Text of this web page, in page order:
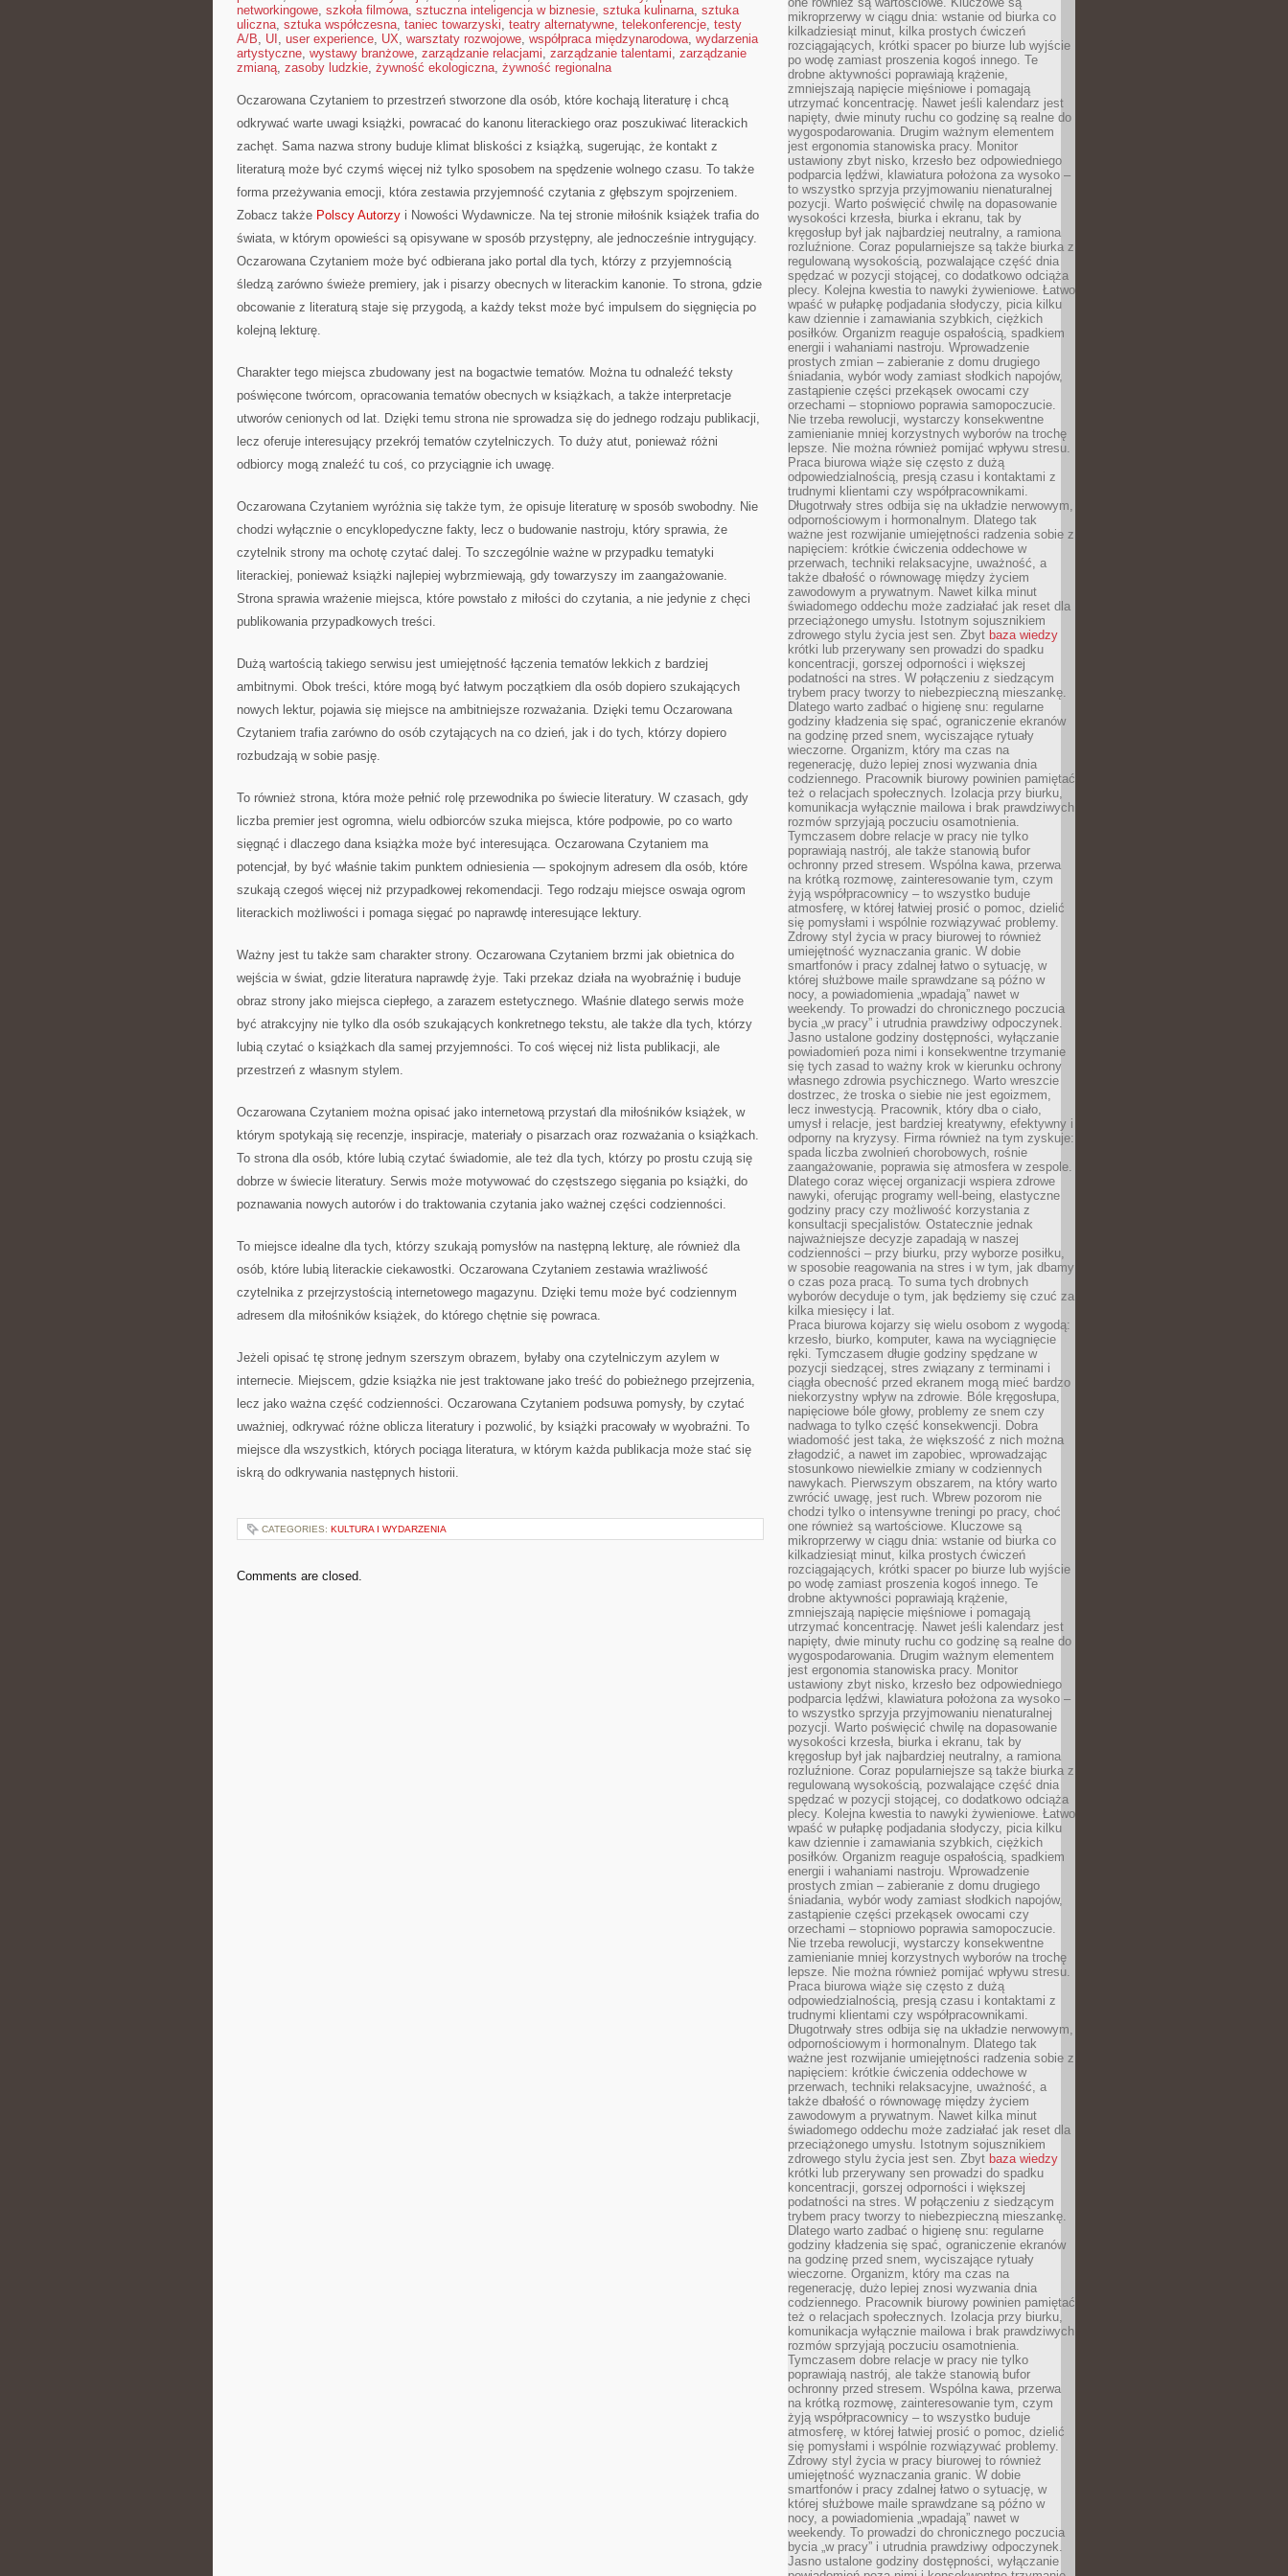
networkingowe, szkoła filmowa, sztuczna inteligencja w biznesie, sztuka kulinarna, sztuka
uliczna, sztuka współczesna, taniec towarzyski, teatry alternatywne, telekonferencje, testy
A/B, UI , user experience, UX, warsztaty rozwojowe, współpraca międzynarodowa, wydarzenia
artystyczne, wystawy branżowe, zarządzanie relacjami, zarządzanie talentami, zarządzanie
zmianą, zasoby ludzkie, żywność ekologiczna, żywność regionalna
Oczarowana Czytaniem to przestrzeń stworzone dla osób, które kochają literaturę i chcą
odkrywać warte uwagi książki, powracać do kanonu literackiego oraz poszukiwać literackich
zachęt. Sama nazwa strony buduje klimat bliskości z książką, sugerując, że kontakt z
literaturą może być czymś więcej niż tylko sposobem na spędzenie wolnego czasu. To także
forma przeżywania emocji, która zestawia przyjemność czytania z głębszym spojrzeniem.
Zobacz także Polscy Autorzy i Nowości Wydawnicze. Na tej stronie miłośnik książek trafia do
świata, w którym opowieści są opisywane w sposób przystępny, ale jednocześnie intrygujący.
Oczarowana Czytaniem może być odbierana jako portal dla tych, którzy z przyjemnością
śledzą zarówno świeże premiery, jak i pisarzy obecnych w literackim kanonie. To strona, gdzie
obcowanie z literaturą staje się przygodą, a każdy tekst może być impulsem do sięgnięcia po
kolejną lekturę.
Charakter tego miejsca zbudowany jest na bogactwie tematów. Można tu odnaleźć teksty
poświęcone twórcom, opracowania tematów obecnych w książkach, a także interpretacje
utworów cenionych od lat. Dzięki temu strona nie sprowadza się do jednego rodzaju publikacji,
lecz oferuje interesujący przekrój tematów czytelniczych. To duży atut, ponieważ różni
odbiorcy mogą znaleźć tu coś, co przyciągnie ich uwagę.
Oczarowana Czytaniem wyróżnia się także tym, że opisuje literaturę w sposób swobodny. Nie
chodzi wyłącznie o encyklopedyczne fakty, lecz o budowanie nastroju, który sprawia, że
czytelnik strony ma ochotę czytać dalej. To szczególnie ważne w przypadku tematyki
literackiej, ponieważ książki najlepiej wybrzmiewają, gdy towarzyszy im zaangażowanie.
Strona sprawia wrażenie miejsca, które powstało z miłości do czytania, a nie jedynie z chęci
publikowania przypadkowych treści.
Dużą wartością takiego serwisu jest umiejętność łączenia tematów lekkich z bardziej
ambitnymi. Obok treści, które mogą być łatwym początkiem dla osób dopiero szukających
nowych lektur, pojawia się miejsce na ambitniejsze rozważania. Dzięki temu Oczarowana
Czytaniem trafia zarówno do osób czytających na co dzień, jak i do tych, którzy dopiero
rozbudzają w sobie pasję.
To również strona, która może pełnić rolę przewodnika po świecie literatury. W czasach, gdy
liczba premier jest ogromna, wielu odbiorców szuka miejsca, które podpowie, po co warto
sięgnąć i dlaczego dana książka może być interesująca. Oczarowana Czytaniem ma
potencjał, by być właśnie takim punktem odniesienia — spokojnym adresem dla osób, które
szukają czegoś więcej niż przypadkowej rekomendacji. Tego rodzaju miejsce oswaja ogrom
literackich możliwości i pomaga sięgać po naprawdę interesujące lektury.
Ważny jest tu także sam charakter strony. Oczarowana Czytaniem brzmi jak obietnica do
wejścia w świat, gdzie literatura naprawdę żyje. Taki przekaz działa na wyobraźnię i buduje
obraz strony jako miejsca ciepłego, a zarazem estetycznego. Właśnie dlatego serwis może
być atrakcyjny nie tylko dla osób szukających konkretnego tekstu, ale także dla tych, którzy
lubią czytać o książkach dla samej przyjemności. To coś więcej niż lista publikacji, ale
przestrzeń z własnym stylem.
Oczarowana Czytaniem można opisać jako internetową przystań dla miłośników książek, w
którym spotykają się recenzje, inspiracje, materiały o pisarzach oraz rozważania o książkach.
To strona dla osób, które lubią czytać świadomie, ale też dla tych, którzy po prostu czują się
dobrze w świecie literatury. Serwis może motywować do częstszego sięgania po książki, do
poznawania nowych autorów i do traktowania czytania jako ważnej części codzienności.
To miejsce idealne dla tych, którzy szukają pomysłów na następną lekturę, ale również dla
osób, które lubią literackie ciekawostki. Oczarowana Czytaniem zestawia wrażliwość
czytelnika z przejrzystością internetowego magazynu. Dzięki temu może być codziennym
adresem dla miłośników książek, do którego chętnie się powraca.
Jeżeli opisać tę stronę jednym szerszym obrazem, byłaby ona czytelniczym azylem w
internecie. Miejscem, gdzie książka nie jest traktowane jako treść do pobieżnego przejrzenia,
lecz jako ważna część codzienności. Oczarowana Czytaniem podsuwa pomysły, by czytać
uważniej, odkrywać różne oblicza literatury i pozwolić, by książki pracowały w wyobraźni. To
miejsce dla wszystkich, których pociąga literatura, w którym każda publikacja może stać się
iskrą do odkrywania następnych historii.
CATEGORIES: KULTURA I WYDARZENIA
Comments are closed.
mikroprzerwy w ciągu dnia: wstanie od biurka co
kilkadziesiąt minut, kilka prostych ćwiczeń
rozciągających, krótki spacer po biurze lub wyjście
po wodę zamiast proszenia kogoś innego. Te
drobne aktywności poprawiają krążenie,
zmniejszają napięcie mięśniowe i pomagają
utrzymać koncentrację. Nawet jeśli kalendarz jest
napięty, dwie minuty ruchu co godzinę są realne do
wygospodarowania. Drugim ważnym elementem
jest ergonomia stanowiska pracy. Monitor
ustawiony zbyt nisko, krzesło bez odpowiedniego
podparcia lędźwi, klawiatura położona za wysoko –
to wszystko sprzyja przyjmowaniu nienaturalnej
pozycji. Warto poświęcić chwilę na dopasowanie
wysokości krzesła, biurka i ekranu, tak by
kręgosłup był jak najbardziej neutralny, a ramiona
rozluźnione. Coraz popularniejsze są także biurka z
regulowaną wysokością, pozwalające część dnia
spędzać w pozycji stojącej, co dodatkowo odciąża
plecy. Kolejna kwestia to nawyki żywieniowe. Łatwo
wpaść w pułapkę podjadania słodyczy, picia kilku
kaw dziennie i zamawiania szybkich, ciężkich
posiłków. Organizm reaguje ospałością, spadkiem
energii i wahaniami nastroju. Wprowadzenie
prostych zmian – zabieranie z domu drugiego
śniadania, wybór wody zamiast słodkich napojów,
zastąpienie części przekąsek owocami czy
orzechami – stopniowo poprawia samopoczucie.
Nie trzeba rewolucji, wystarczy konsekwentne
zamienianie mniej korzystnych wyborów na trochę
lepsze. Nie można również pomijać wpływu stresu.
Praca biurowa wiąże się często z dużą
odpowiedzialnością, presją czasu i kontaktami z
trudnymi klientami czy współpracownikami.
Długotrwały stres odbija się na układzie nerwowym,
odpornościowym i hormonalnym. Dlatego tak
ważne jest rozwijanie umiejętności radzenia sobie z
napięciem: krótkie ćwiczenia oddechowe w
przerwach, techniki relaksacyjne, uważność, a
także dbałość o równowagę między życiem
zawodowym a prywatnym. Nawet kilka minut
świadomego oddechu może zadziałać jak reset dla
przeciążonego umysłu. Istotnym sojusznikiem
zdrowego stylu życia jest sen. Zbyt baza wiedzy
krótki lub przerywany sen prowadzi do spadku
koncentracji, gorszej odporności i większej
podatności na stres. W połączeniu z siedzącym
trybem pracy tworzy to niebezpieczną mieszankę.
Dlatego warto zadbać o higienę snu: regularne
godziny kładzenia się spać, ograniczenie ekranów
na godzinę przed snem, wyciszające rytuały
wieczorne. Organizm, który ma czas na
regenerację, dużo lepiej znosi wyzwania dnia
codziennego. Pracownik biurowy powinien pamiętać
też o relacjach społecznych. Izolacja przy biurku,
komunikacja wyłącznie mailowa i brak prawdziwych
rozmów sprzyjają poczuciu osamotnienia.
Tymczasem dobre relacje w pracy nie tylko
poprawiają nastrój, ale także stanowią bufor
ochronny przed stresem. Wspólna kawa, przerwa
na krótką rozmowę, zainteresowanie tym, czym
żyją współpracownicy – to wszystko buduje
atmosferę, w której łatwiej prosić o pomoc, dzielić
się pomysłami i wspólnie rozwiązywać problemy.
Zdrowy styl życia w pracy biurowej to również
umiejętność wyznaczania granic. W dobie
smartfonów i pracy zdalnej łatwo o sytuację, w
której służbowe maile sprawdzane są późno w
nocy, a powiadomienia „wpadają” nawet w
weekendy. To prowadzi do chronicznego poczucia
bycia „w pracy” i utrudnia prawdziwy odpoczynek.
Jasno ustalone godziny dostępności, wyłączanie
powiadomień poza nimi i konsekwentne trzymanie
się tych zasad to ważny krok w kierunku ochrony
własnego zdrowia psychicznego. Warto wreszcie
dostrzec, że troska o siebie nie jest egoizmem,
lecz inwestycją. Pracownik, który dba o ciało,
umysł i relacje, jest bardziej kreatywny, efektywny i
odporny na kryzysy. Firma również na tym zyskuje:
spada liczba zwolnień chorobowych, rośnie
zaangażowanie, poprawia się atmosfera w zespole.
Dlatego coraz więcej organizacji wspiera zdrowe
nawyki, oferując programy well-being, elastyczne
godziny pracy czy możliwość korzystania z
konsultacji specjalistów. Ostatecznie jednak
najważniejsze decyzje zapadają w naszej
codzienności – przy biurku, przy wyborze posiłku,
w sposobie reagowania na stres i w tym, jak dbamy
o czas poza pracą. To suma tych drobnych
wyborów decyduje o tym, jak będziemy się czuć za
kilka miesięcy i lat.
Praca biurowa kojarzy się wielu osobom z wygodą:
krzesło, biurko, komputer, kawa na wyciągnięcie
ręki. Tymczasem długie godziny spędzane w
pozycji siedzącej, stres związany z terminami i
ciągła obecność przed ekranem mogą mieć bardzo
niekorzystny wpływ na zdrowie. Bóle kręgosłupa,
napięciowe bóle głowy, problemy ze snem czy
nadwaga to tylko część konsekwencji. Dobra
wiadomość jest taka, że większość z nich można
złagodzić, a nawet im zapobiec, wprowadzając
stosunkowo niewielkie zmiany w codziennych
nawykach. Pierwszym obszarem, na który warto
zwrócić uwagę, jest ruch. Wbrew pozorom nie
chodzi tylko o intensywne treningi po pracy, choć
one również są wartościowe. Kluczowe są
mikroprzerwy w ciągu dnia: wstanie od biurka co
kilkadziesiąt minut, kilka prostych ćwiczeń
rozciągających, krótki spacer po biurze lub wyjście
po wodę zamiast proszenia kogoś innego. Te
drobne aktywności poprawiają krążenie,
zmniejszają napięcie mięśniowe i pomagają
utrzymać koncentrację. Nawet jeśli kalendarz jest
napięty, dwie minuty ruchu co godzinę są realne do
wygospodarowania. Drugim ważnym elementem
jest ergonomia stanowiska pracy. Monitor
ustawiony zbyt nisko, krzesło bez odpowiedniego
podparcia lędźwi, klawiatura położona za wysoko –
to wszystko sprzyja przyjmowaniu nienaturalnej
pozycji. Warto poświęcić chwilę na dopasowanie
wysokości krzesła, biurka i ekranu, tak by
kręgosłup był jak najbardziej neutralny, a ramiona
rozluźnione. Coraz popularniejsze są także biurka z
regulowaną wysokością, pozwalające część dnia
spędzać w pozycji stojącej, co dodatkowo odciąża
plecy. Kolejna kwestia to nawyki żywieniowe. Łatwo
wpaść w pułapkę podjadania słodyczy, picia kilku
kaw dziennie i zamawiania szybkich, ciężkich
posiłków. Organizm reaguje ospałością, spadkiem
energii i wahaniami nastroju. Wprowadzenie
prostych zmian – zabieranie z domu drugiego
śniadania, wybór wody zamiast słodkich napojów,
zastąpienie części przekąsek owocami czy
orzechami – stopniowo poprawia samopoczucie.
Nie trzeba rewolucji, wystarczy konsekwentne
zamienianie mniej korzystnych wyborów na trochę
lepsze. Nie można również pomijać wpływu stresu.
Praca biurowa wiąże się często z dużą
odpowiedzialnością, presją czasu i kontaktami z
trudnymi klientami czy współpracownikami.
Długotrwały stres odbija się na układzie nerwowym,
odpornościowym i hormonalnym. Dlatego tak
ważne jest rozwijanie umiejętności radzenia sobie z
napięciem: krótkie ćwiczenia oddechowe w
przerwach, techniki relaksacyjne, uważność, a
także dbałość o równowagę między życiem
zawodowym a prywatnym. Nawet kilka minut
świadomego oddechu może zadziałać jak reset dla
przeciążonego umysłu. Istotnym sojusznikiem
zdrowego stylu życia jest sen. Zbyt baza wiedzy
krótki lub przerywany sen prowadzi do spadku
koncentracji, gorszej odporności i większej
podatności na stres. W połączeniu z siedzącym
trybem pracy tworzy to niebezpieczną mieszankę.
Dlatego warto zadbać o higienę snu: regularne
godziny kładzenia się spać, ograniczenie ekranów
na godzinę przed snem, wyciszające rytuały
wieczorne. Organizm, który ma czas na
regenerację, dużo lepiej znosi wyzwania dnia
codziennego. Pracownik biurowy powinien pamiętać
też o relacjach społecznych. Izolacja przy biurku,
komunikacja wyłącznie mailowa i brak prawdziwych
rozmów sprzyjają poczuciu osamotnienia.
Tymczasem dobre relacje w pracy nie tylko
poprawiają nastrój, ale także stanowią bufor
ochronny przed stresem. Wspólna kawa, przerwa
na krótką rozmowę, zainteresowanie tym, czym
żyją współpracownicy – to wszystko buduje
atmosferę, w której łatwiej prosić o pomoc, dzielić
się pomysłami i wspólnie rozwiązywać problemy.
Zdrowy styl życia w pracy biurowej to również
umiejętność wyznaczania granic. W dobie
smartfonów i pracy zdalnej łatwo o sytuację, w
której służbowe maile sprawdzane są późno w
nocy, a powiadomienia „wpadają” nawet w
weekendy. To prowadzi do chronicznego poczucia
bycia „w pracy” i utrudnia prawdziwy odpoczynek.
Jasno ustalone godziny dostępności, wyłączanie